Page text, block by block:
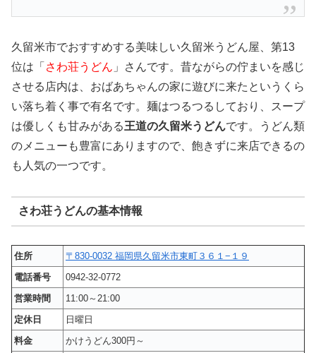
久留米市でおすすめする美味しい久留米うどん屋、第13
位は「 さわ荘うどん 」さんです。昔ながらの佇まいを感じ
させる店内は、おばあちゃんの家に遊びに来たというくら
い落ち着く事で有名です。麺はつるつるしており、スープ
は優しくも甘みがある王道の久留米うどんです。うどん類
のメニューも豊富にありますので、飽きずに来店できるの
も人気の一つです。
さわ荘うどんの基本情報
住所
〒830-0032 福岡県久留米市東町３６１−１９
電話番号
0942-32-0772
営業時間
11:00～21:00
定休日
日曜日
料金
かけうどん300円～